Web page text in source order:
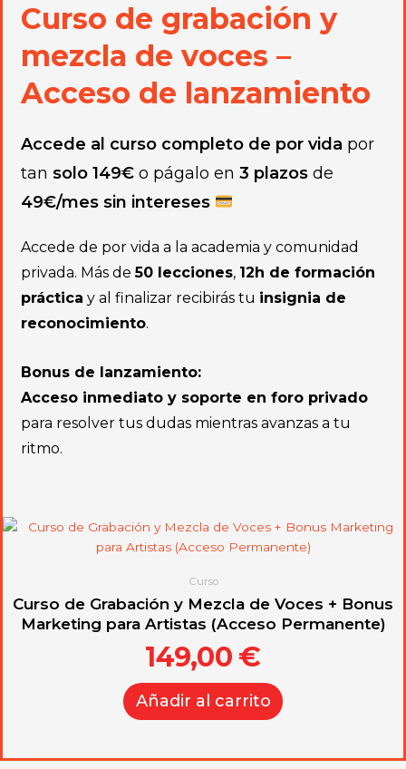
Curso
Curso de Grabación y Mezcla de Voces + Bonus
Marketing para Artistas (Acceso Permanente)
149,00 €
Añadir al carrito
Curso de grabación y
mezcla de voces –
Acceso de lanzamiento
Accede al curso completo de por vida por
tan solo 149€ o págalo en 3 plazos de
49€/mes sin intereses
Accede de por vida a la academia y comunidad
privada. Más de50 lecciones, 12h de formación
práctica y al finalizar recibirás tu insignia de
reconocimiento.
Bonus de lanzamiento:
Acceso inmediato y soporte en foro privado
para resolver tus dudas mientras avanzas a tu
ritmo.